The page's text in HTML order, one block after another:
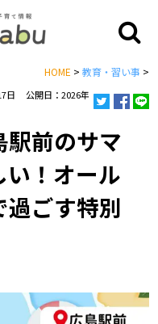
HOME > 教育・習い事 >
日
公開日：2026年
駅前のサマ
い！オール
ごす特別